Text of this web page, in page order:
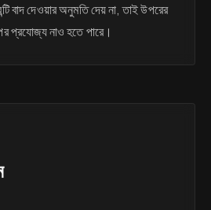
বাদ দেওয়ার অনুমতি দেয় না, তাই উপরের
প্রযোজ্য নাও হতে পারে।